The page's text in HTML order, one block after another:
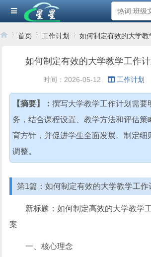
首页 工作计划
›
如何制定有效的大学教
如何制定有效的大学教学工作
时间：2026-05-12 工作计划
【摘要】：撰写大学教学工作计划需要
务，结合课程设置、教学方法和评估策
育方针，并促进学生全面发展。制定细
调整。
第1篇：如何制定有效的大学教学工作
新标题：如何制定高效的大学教学
案
一、核心理念